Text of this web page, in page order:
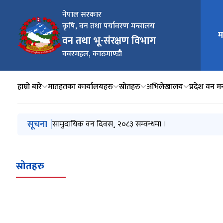
नेपाल सरकार
कृषि, वन तथा पर्यावरण मन्त्रालय
वन तथा भू-संरक्षण विभाग
ववरमहल, काठमाण्डौं
मुख्य
हाम्रो बारे मातहतका कार्यालयहरु स्रोतहरु अभिलेखालय प्रदेश वन
मुख्य नेभिगेसनमा जानुहोस्
सूचना सामुदायिक वन दिवस¸ २०८३ सम्वन्धमा ।
स्रोतहरु